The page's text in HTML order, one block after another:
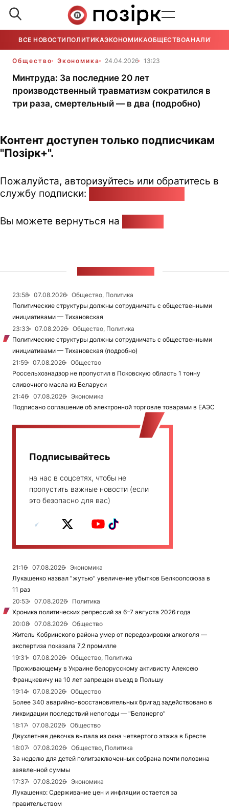
ВСЕ НОВОСТИ ПОЛИТИКАЭКОНОМИКАОБЩЕСТВОАНАЛИТИКА
Общество Экономика 24.04.2026 13:23
Минтруда: За последние 20 лет
производственный травматизм сократился в
три раза, смертельный — в два (подробно)
Контент доступен только подписчикам
"Позірк+".
Пожалуйста, авторизуйтесь или обратитесь в
службу подписки:
Вы можете вернуться на
23:58 07.08.2026
Общество, Политика
Политические структуры должны сотрудничать с общественными
инициативами — Тихановская
23:33
07.08.2026
Общество, Политика
Политические структуры должны сотрудничать с общественными
инициативами — Тихановская (подробно)
21:59
07.08.2026
Общество
Россельхознадзор не пропустил в Псковскую область 1 тонну
сливочного масла из Беларуси
21:46
07.08.2026
Экономика
Подписано соглашение об электронной торговле товарами в ЕАЭС
Подписывайтесь
на нас в соцсетях, чтобы не
пропустить важные новости (если
это безопасно для вас)
21:16 07.08.2026
Экономика
Лукашенко назвал "жутью" увеличение убытков Белкоопсоюза в
11 раз
20:53
07.08.2026
Политика
Хроника политических репрессий за 6–7 августа 2026 года
20:08
07.08.2026
Общество
Житель Кобринского района умер от передозировки алкоголя —
экспертиза показала 7,2 промилле
19:31
07.08.2026
Общество, Политика
Проживающему в Украине белорусскому активисту Алексею
Францкевичу на 10 лет запрещен въезд в Польшу
19:14
07.08.2026
Общество
Более 340 аварийно-восстановительных бригад задействовано в
ликвидации последствий непогоды — "Белэнерго"
18:17
07.08.2026
Общество
Двухлетняя девочка выпала из окна четвертого этажа в Бресте
18:07
07.08.2026
Общество, Политика
За неделю для детей политзаключенных собрана почти половина
заявленной суммы
17:37
07.08.2026
Экономика
Лукашенко: Сдерживание цен и инфляции остается за
правительством